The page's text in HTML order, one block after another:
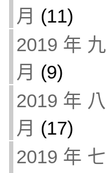
月 (11)
2019 年 九
月 (9)
2019 年 八
月 (17)
2019 年 七